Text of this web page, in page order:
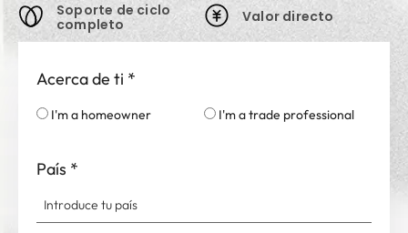
Soporte de ciclo
completo
Valor directo
Acerca de ti *
I'm a homeowner I'm a trade professional
País *